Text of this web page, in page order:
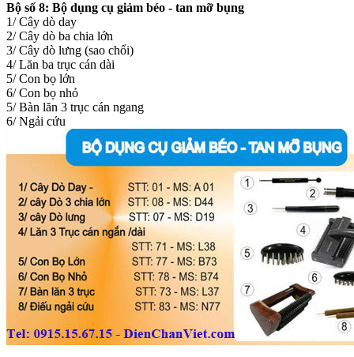
Bộ số 8: Bộ dụng cụ giảm béo - tan mỡ bụng
1/ Cây dò day
2/ Cây dò ba chia lớn
3/ Cây dò lưng (sao chổi)
4/ Lăn ba trục cán dài
5/ Con bọ lớn
6/ Con bọ nhỏ
5/ Bàn lăn 3 trục cán ngang
6/ Ngải cứu